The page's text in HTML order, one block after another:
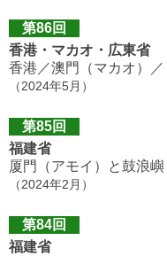
第86回
香港・マカオ・広東省
香港／澳門（マカオ）
（2024年5月）
第85回
福建省
厦門（アモイ）と鼓浪嶼
（2024年2月）
第84回
福建省